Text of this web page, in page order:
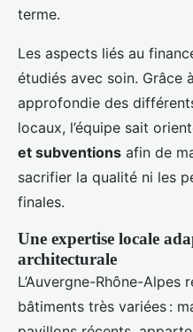
terme.
Les aspects liés au
étudiés avec soin. Grâce
approfondie des
locaux, l’équipe sait
et subventions afin de
sacrifier la qualité ni les
finales.
Une expertise locale
architecturale
L’Auvergne-Rhône-
bâtiments très variées :